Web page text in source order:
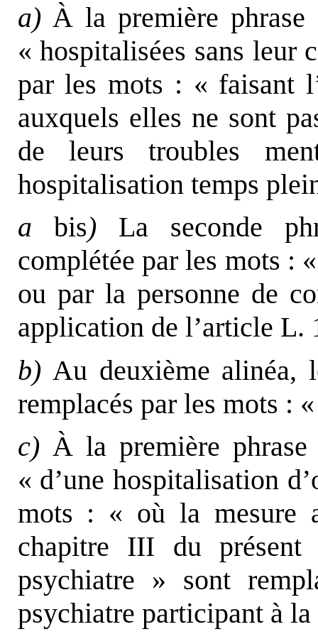
a) À la première
« hospitalisées sans leur
par les mots : « faisant
auxquels elles ne sont
de leurs troubles
hospitalisation temps
a bis) La seconde
complétée par les mots :
ou par la personne de
application de l’article L.
b) Au deuxième alinéa,
remplacés par les mots :
c) À la première
« d’une hospitalisation
mots : « où la mesure
chapitre III du
psychiatre » sont
psychiatre participant à